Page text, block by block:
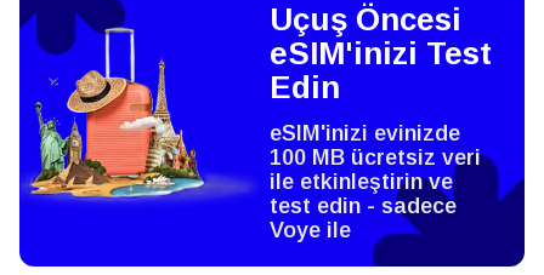
Uçuş Öncesi
eSIM'inizi Test
Edin
eSIM'inizi evinizde
100 MB ücretsiz veri
ile etkinleştirin ve
test edin - sadece
Voye ile